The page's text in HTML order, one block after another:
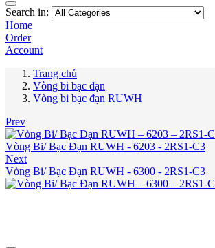
Search in:
Home
Order
Account
Trang chủ
Vòng bi bạc đạn
Vòng bi bạc đạn RUWH
Prev
Vòng Bi/ Bạc Đạn RUWH - 6203 - 2RS1-C3
Next
Vòng Bi/ Bạc Đạn RUWH - 6300 - 2RS1-C3